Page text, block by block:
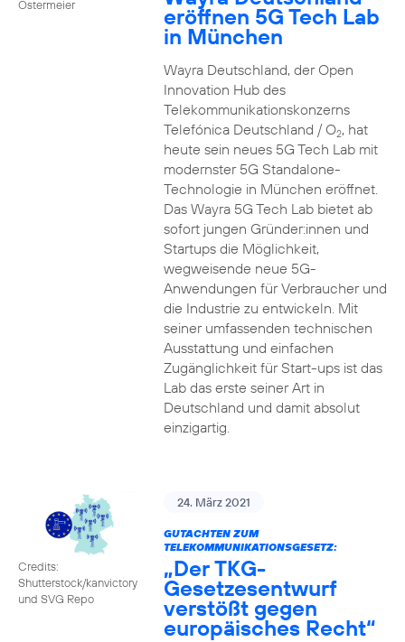
Ostermeier
eröffnen 5G Tech Lab
in München
Wayra Deutschland, der Open
Innovation Hub des
Telekommunikationskonzerns
Telefónica Deutschland / O2, hat
heute sein neues 5G Tech Lab mit
modernster 5G Standalone-
Technologie in München eröffnet.
Das Wayra 5G Tech Lab bietet ab
sofort jungen Gründer:innen und
Startups die Möglichkeit,
wegweisende neue 5G-
Anwendungen für Verbraucher und
die Industrie zu entwickeln. Mit
seiner umfassenden technischen
Ausstattung und einfachen
Zugänglichkeit für Start-ups ist das
Lab das erste seiner Art in
Deutschland und damit absolut
einzigartig.
Credits:
Shutterstock/kanvictory
und SVG Repo
24. März 2021
GUTACHTEN ZUM
TELEKOMMUNIKATIONSGESETZ:
„Der TKG-
Gesetzesentwurf
verstößt gegen
europäisches Recht“